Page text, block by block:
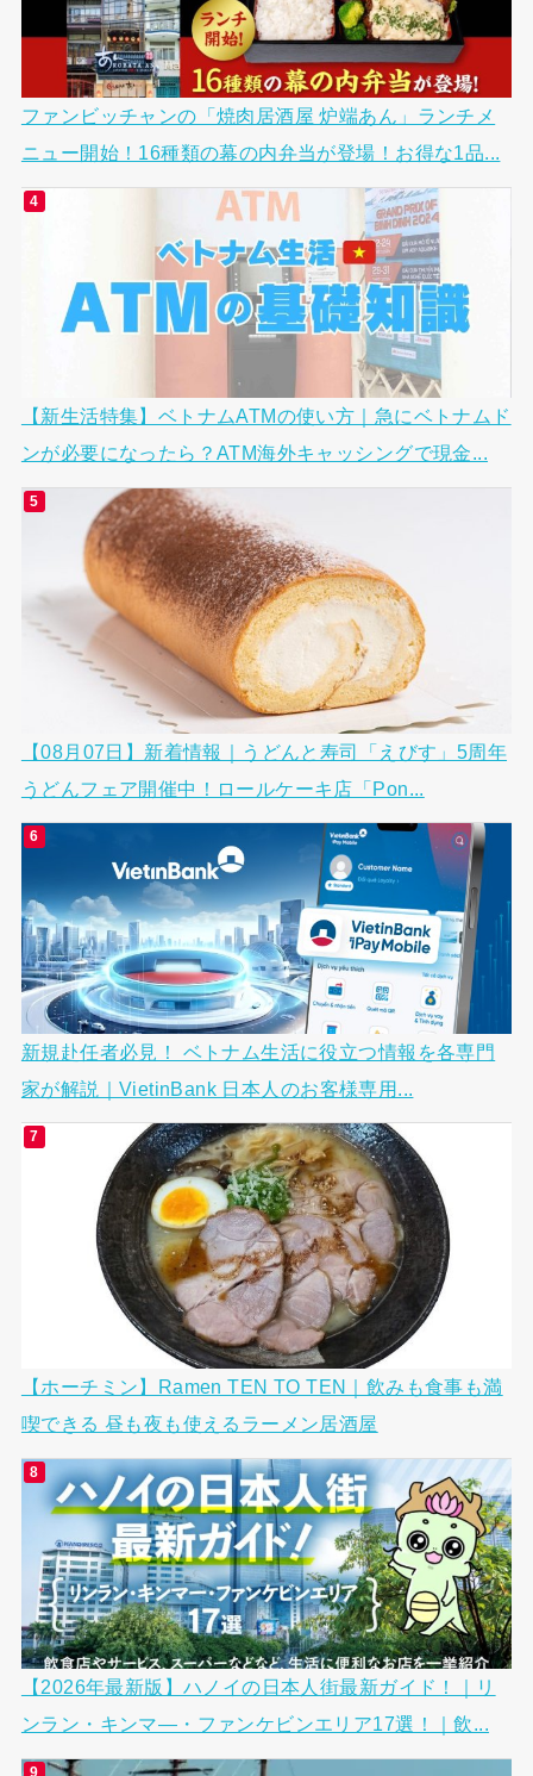
ファンビッチャンの「焼肉居酒屋 炉端あん」ランチメ
ニュー開始！16種類の幕の内弁当が登場！お得な1品...
【新生活特集】ベトナムATMの使い方｜急にベトナムド
ンが必要になったら？ATM海外キャッシングで現金...
【08月07日】新着情報｜うどんと寿司「えびす」5周年
うどんフェア開催中！ロールケーキ店「Pon...
新規赴任者必見！ ベトナム生活に役立つ情報を各専門
家が解説｜VietinBank 日本人のお客様専用...
【ホーチミン】Ramen TEN TO TEN｜飲みも食事も満
喫できる 昼も夜も使えるラーメン居酒屋
【2026年最新版】ハノイの日本人街最新ガイド！｜リ
ンラン・キンマ―・ファンケビンエリア17選！｜飲...